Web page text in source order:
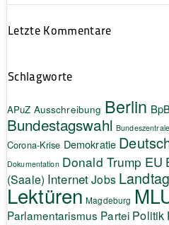
Letzte Kommentare
Schlagworte
APuZ Ausschreibung Berlin
Bundestagswahl
Corona-Krise Demokratie
Dokumentation Donald Trump EU
(Saale) InternetJobs Landtag
Lektüren Magdeburg
Parlamentarismus Partei Politik